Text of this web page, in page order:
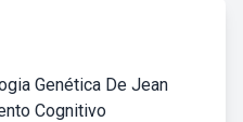
Genética De Jean
Cognitivo